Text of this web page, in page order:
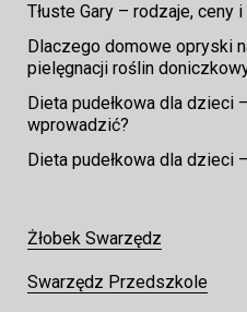
Tłuste Gary – rodzaje, ceny
Dlaczego domowe opryski
pielęgnacji roślin
Dieta pudełkowa dla dzieci
wprowadzić?
Dieta pudełkowa dla dzieci
Żłobek Swarzędz
Swarzędz Przedszkole